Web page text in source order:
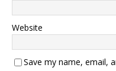
Website
Save my name, email,